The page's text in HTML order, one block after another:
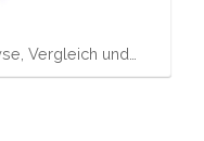
Vergleich und…